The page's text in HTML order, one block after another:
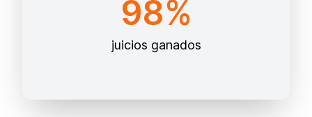
98%
juicios ganados